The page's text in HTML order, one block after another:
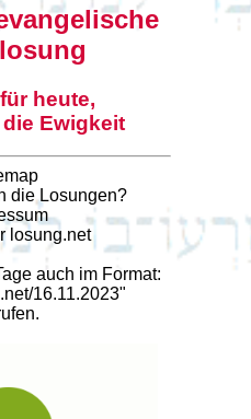
heute,
Ewigkeit
die Losungen?
losung.net
auch im Format:
16.11.2023"